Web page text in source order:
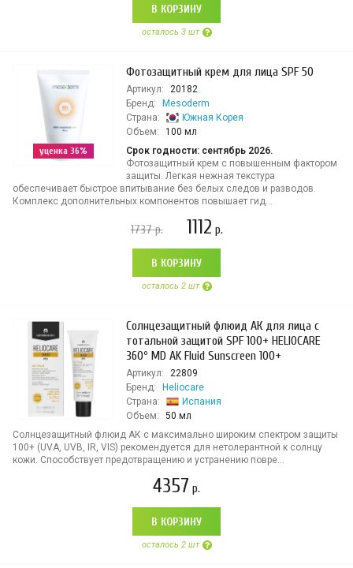
В КОРЗИНУ
осталось 3 шт
уценка 36%
Фотозащитный крем для лица SPF 50
Артикул:
20182
Бренд:
Mesoderm
Страна:
Южная Корея
Объем:
100 мл
Срок годности: сентябрь 2026.
Фотозащитный крем с повышенным фактором
защиты. Легкая нежная текстура
обеспечивает быстрое впитывание без белых следов и разводов.
Комплекс дополнительных компонентов повышает гид...
1737р. 1112 р.
В КОРЗИНУ
осталось 2 шт
Солнцезащитный флюид АК для лица с
тотальной защитой SPF 100+ HELIOCARE
360º MD AK Fluid Sunscreen 100+
Артикул:
22809
Бренд:
Heliocare
Страна:
Испания
Объем:
50 мл
Солнцезащитный флюид АК с максимально широким спектром защиты
100+ (UVA, UVB, IR, VIS) рекомендуется для нетолерантной к солнцу
кожи. Способствует предотвращению и устранению повре...
4357 р.
В КОРЗИНУ
осталось 2 шт